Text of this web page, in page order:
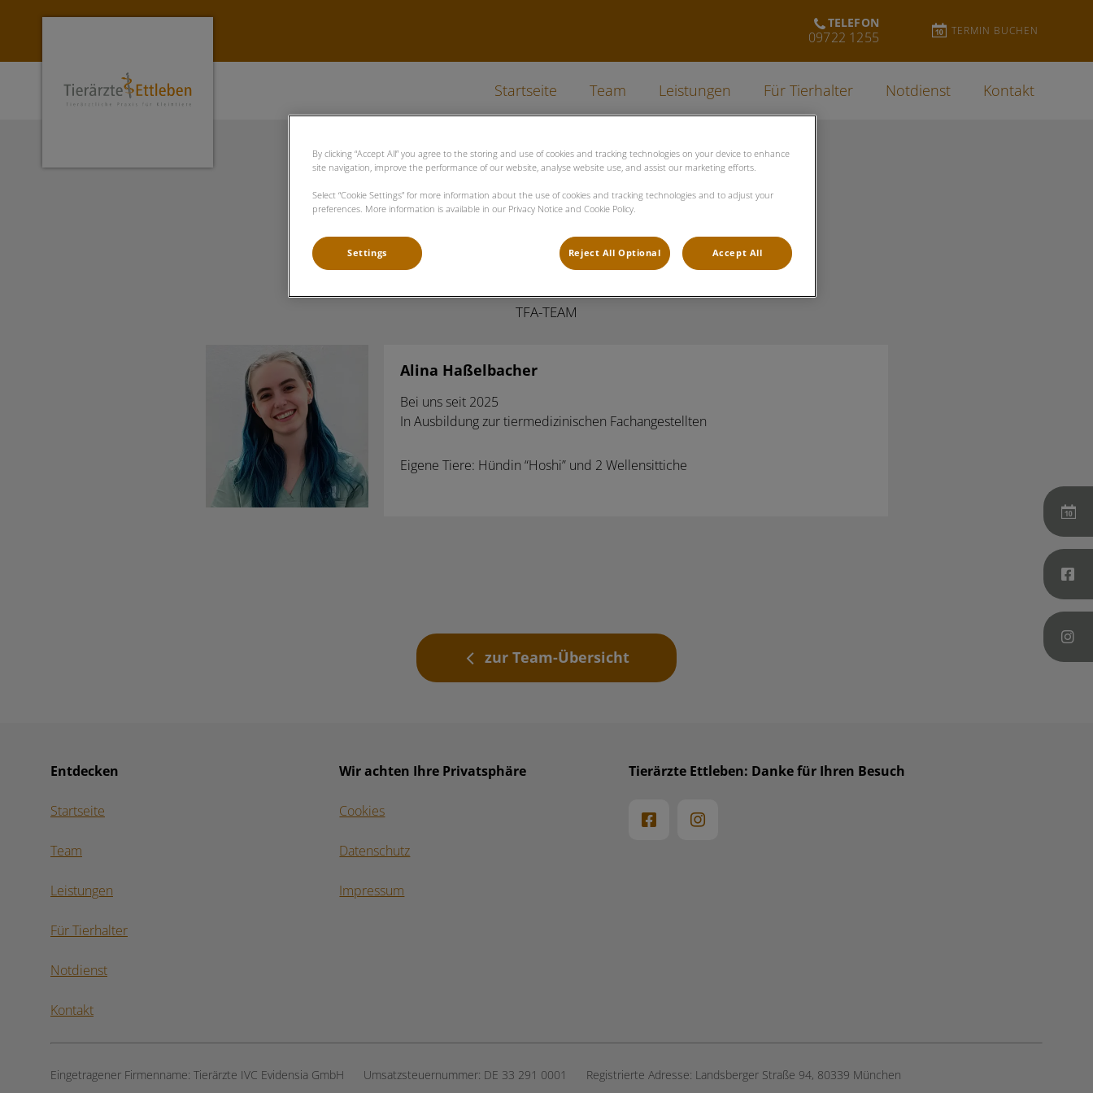
Homepage Tierärzte Ettleben
TELEFON
09722 1255 TERMIN BUCHEN
Startseite Team Leistungen Für Tierhalter Notdienst Kontakt
Alina Haßelbacher
TFA-TEAM
Alina Haßelbacher
Bei uns seit 2025
In Ausbildung zur tiermedizinischen Fachangestellten
Eigene Tiere: Hündin “Hoshi” und 2 Wellensittiche
zur Team-Übersicht
Entdecken
Startseite
Team
Leistungen
Für Tierhalter
Notdienst
Kontakt
Wir achten Ihre Privatsphäre
Cookies
Datenschutz
Impressum
Tierärzte Ettleben: Danke für Ihren Besuch
Eingetragener Firmenname: Tierärzte IVC Evidensia GmbH Umsatzsteuernummer: DE 33 291 0001 Registrierte Adresse: Landsberger Straße 94, ​80339 München
By clicking “Accept All” you agree to the storing and use of cookies and tracking technologies on your device to enhance
site navigation, improve the performance of our website, analyse website use, and assist our marketing efforts.
Select “Cookie Settings” for more information about the use of cookies and tracking technologies and to adjust your
preferences. More information is available in our Privacy Notice and Cookie Policy.
Settings Reject All Optional Accept All